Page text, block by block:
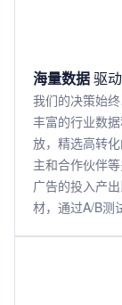
海量数据驱
我们的决策始
丰富的行业数
放，精选高转
主和合作伙伴
广告的投入产
材，通过A/B测